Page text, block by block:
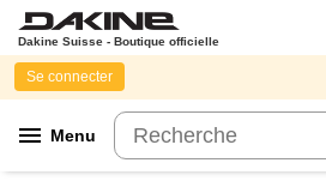
Dakine Suisse - Boutique officielle
menu Menu
Se connecter